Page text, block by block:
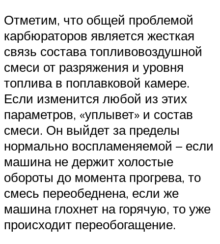
Отметим, что общей проблемой
карбюраторов является жесткая
связь состава топливовоздушной
смеси от разряжения и уровня
топлива в поплавковой камере.
Если изменится любой из этих
параметров, «уплывет» и состав
смеси. Он выйдет за пределы
нормально воспламеняемой – если
машина не держит холостые
обороты до момента прогрева, то
смесь переобеднена, если же
машина глохнет на горячую, то уже
происходит переобогащение.